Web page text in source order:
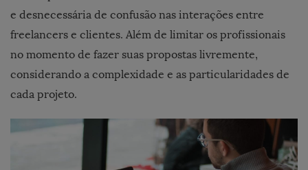
e desnecessária de confusão nas interações entre
freelancers e clientes. Além de limitar os profissionais
no momento de fazer suas propostas livremente,
considerando a complexidade e as particularidades de
cada projeto.